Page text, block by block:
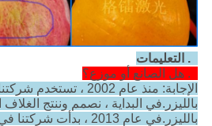
الإجابة: منذ عام 2002 ،
بالليزر.في البداية ، نصمم وننتج
بالليزر.في عام 2013 ،